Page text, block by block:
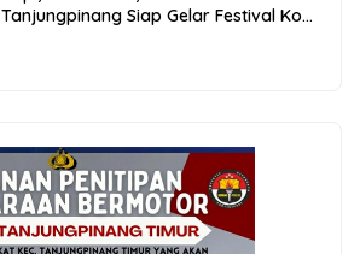
Tanjungpinang Siap Gelar Festival Kopi